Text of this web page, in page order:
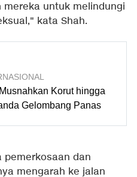
untuk melindungi
kata Shah.
Korut hingga
Gelombang Panas
pemerkosaan dan
mengarah ke jalan